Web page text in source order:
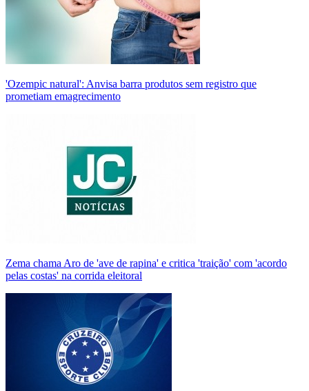
'Ozempic natural': Anvisa barra produtos sem registro que
prometiam emagrecimento
Zema chama Aro de 'ave de rapina' e critica 'traição' com 'acordo
pelas costas' na corrida eleitoral